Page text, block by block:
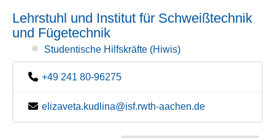
Lehrstuhl und Institut für Schweißtechnik
und Fügetechnik
Studentische Hilfskräfte (Hiwis)
+49 241 80-96275
elizaveta.kudlina@isf.rwth-aachen.de